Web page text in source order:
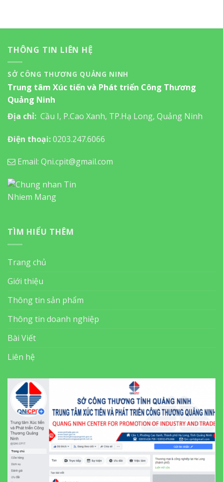
THÔNG TIN LIÊN HỆ
SỞ CÔNG THƯƠNG QUẢNG NINH
Trung tâm Xúc tiến và Phát triển Công Thương
Quảng Ninh
Địa chỉ: Cầu I, P.Cao Xanh, TP.Hạ Long, Quảng Ninh
Điện thoại:0203.247.6066
Email: Qni.cpit@gmail.com
TÌM HIỂU THÊM
Trang chủ
Giới thiệu
Thông tin sản phẩm
Thông tin doanh nghiệp
Bài Viết
Liên hệ